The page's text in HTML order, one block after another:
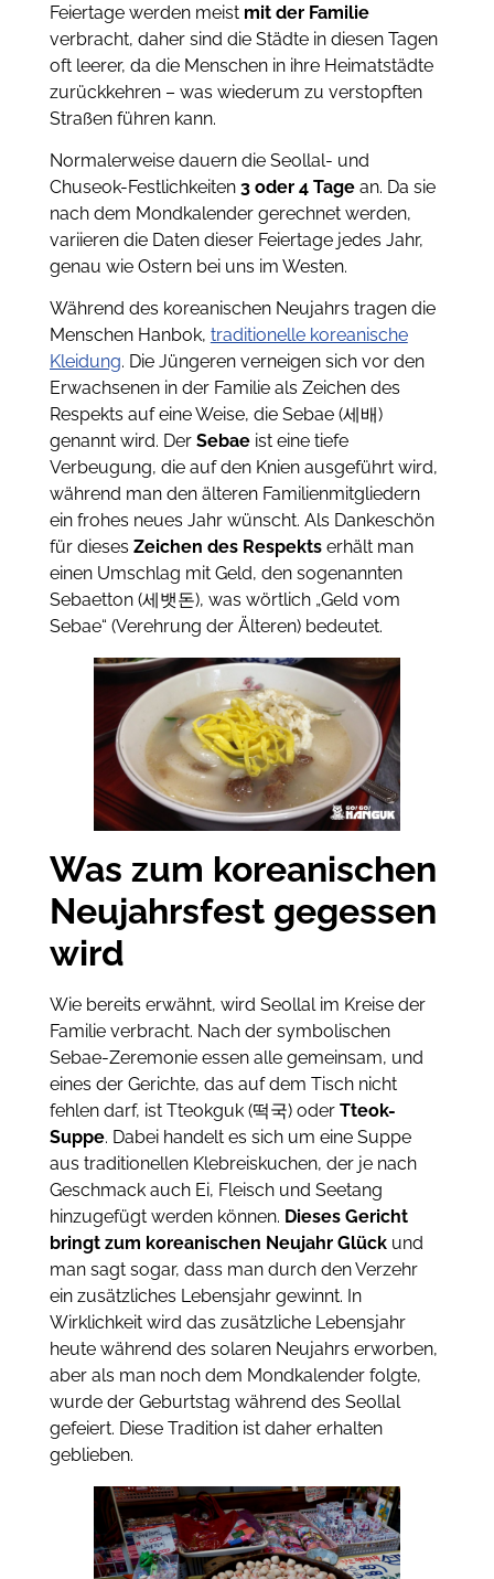
Feiertage werden meist mit der Familie
verbracht, daher sind die Städte in diesen Tagen
oft leerer, da die Menschen in ihre Heimatstädte
zurückkehren – was wiederum zu verstopften
Straßen führen kann.
Normalerweise dauern die Seollal- und
Chuseok-Festlichkeiten 3 oder 4 Tagean. Da sie
nach dem Mondkalender gerechnet werden,
variieren die Daten dieser Feiertage jedes Jahr,
genau wie Ostern bei uns im Westen.
Während des koreanischen Neujahrs tragen die
Menschen Hanbok, traditionelle koreanische
Kleidung. Die Jüngeren verneigen sich vor den
Erwachsenen in der Familie als Zeichen des
Respekts auf eine Weise, die Sebae (세배)
genannt wird. Der Sebaeist eine tiefe
Verbeugung, die auf den Knien ausgeführt wird,
während man den älteren Familienmitgliedern
ein frohes neues Jahr wünscht. Als Dankeschön
für dieses Zeichen des Respektserhält man
einen Umschlag mit Geld, den sogenannten
Sebaetton (세뱃돈), was wörtlich „Geld vom
Sebae“ (Verehrung der Älteren) bedeutet.
Was zum koreanischen
Neujahrsfest gegessen
wird
Wie bereits erwähnt, wird Seollal im Kreise der
Familie verbracht. Nach der symbolischen
Sebae-Zeremonie essen alle gemeinsam, und
eines der Gerichte, das auf dem Tisch nicht
fehlen darf, ist Tteokguk (떡국) oder Tteok-
Suppe. Dabei handelt es sich um eine Suppe
aus traditionellen Klebreiskuchen, der je nach
Geschmack auch Ei, Fleisch und Seetang
hinzugefügt werden können. Dieses Gericht
bringt zum koreanischen Neujahr Glückund
man sagt sogar, dass man durch den Verzehr
ein zusätzliches Lebensjahr gewinnt. In
Wirklichkeit wird das zusätzliche Lebensjahr
heute während des solaren Neujahrs erworben,
aber als man noch dem Mondkalender folgte,
wurde der Geburtstag während des Seollal
gefeiert. Diese Tradition ist daher erhalten
geblieben.